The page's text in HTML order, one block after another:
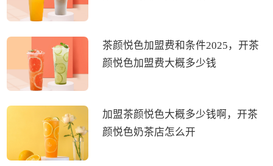
茶颜悦色加盟费和条件2025，开茶
颜悦色加盟费大概多少钱
加盟茶颜悦色大概多少钱啊，开茶
颜悦色奶茶店怎么开